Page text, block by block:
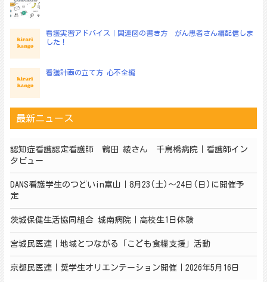
看護実習アドバイス｜関連図の書き方 がん患者さん編配信しま
した！
看護計画の立て方 心不全編
最新ニュース
認知症看護認定看護師 鶴田 綾さん 千鳥橋病院｜看護師イン
タビュー
DANS看護学生のつどいin富山｜8月23(土)～24日(日)に開催予
定
茨城保健生活協同組合 城南病院｜高校生1日体験
宮城民医連｜地域とつながる「こども食糧支援」活動
京都民医連｜奨学生オリエンテーション開催｜2026年5月16日